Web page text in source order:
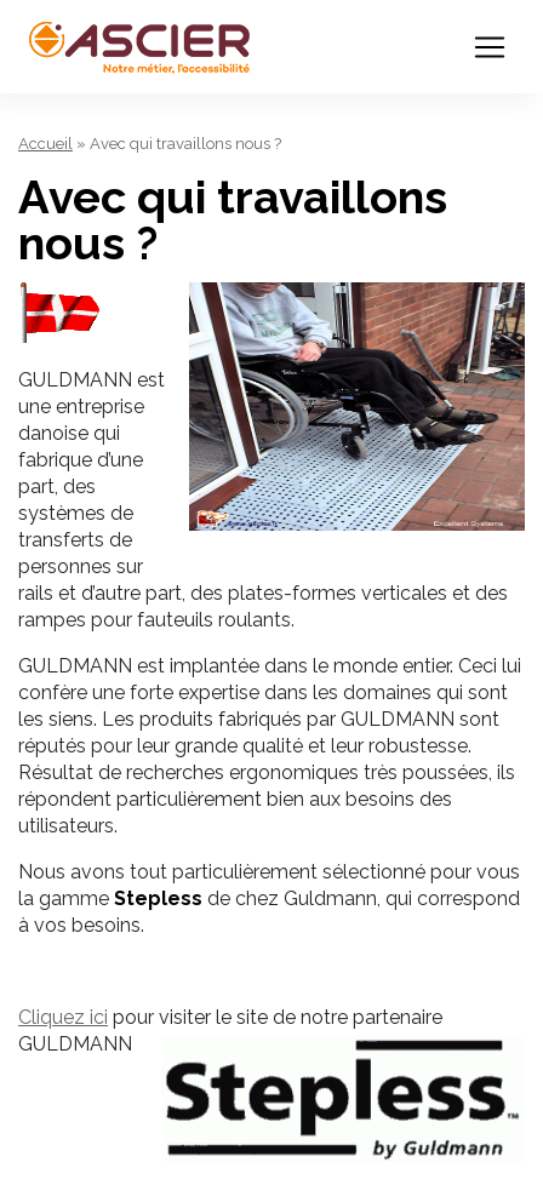
Accueil » Avec qui travaillons nous ?
Avec qui travaillons
nous ?
GULDMANN est
une entreprise
danoise qui
fabrique d’une
part, des
systèmes de
transferts de
personnes sur
rails et d’autre part, des plates-formes verticales et des
rampes pour fauteuils roulants.
GULDMANN est implantée dans le monde entier. Ceci lui
confère une forte expertise dans les domaines qui sont
les siens. Les produits fabriqués par GULDMANN sont
réputés pour leur grande qualité et leur robustesse.
Résultat de recherches ergonomiques très poussées, ils
répondent particulièrement bien aux besoins des
utilisateurs.
Nous avons tout particulièrement sélectionné pour vous
la gamme Stepless de chez Guldmann, qui correspond
à vos besoins.
Cliquez ici pour visiter le site de notre partenaire
GULDMANN